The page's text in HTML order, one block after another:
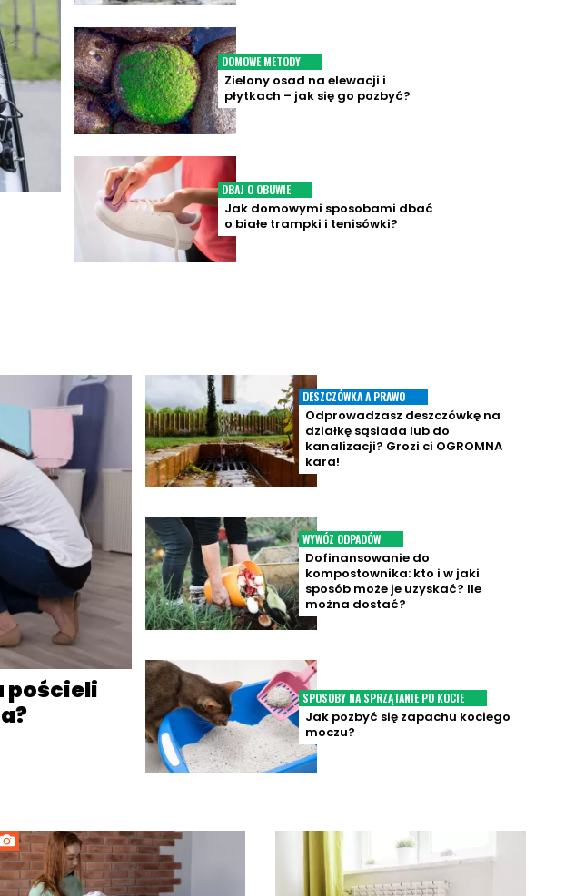
DOMOWE METODY
Zielony osad na elewacji i
płytkach – jak się go pozbyć?
DBAJ O OBUWIE
Jak domowymi sposobami dbać
o białe trampki i tenisówki?
pościeli
DESZCZÓWKA A PRAWO
Odprowadzasz deszczówkę na
działkę sąsiada lub do
kanalizacji? Grozi ci OGROMNA
kara!
WYWÓZ ODPADÓW
Dofinansowanie do
kompostownika: kto i w jaki
sposób może je uzyskać? Ile
można dostać?
SPOSOBY NA SPRZĄTANIE PO KOCIE
Jak pozbyć się zapachu kociego
moczu?